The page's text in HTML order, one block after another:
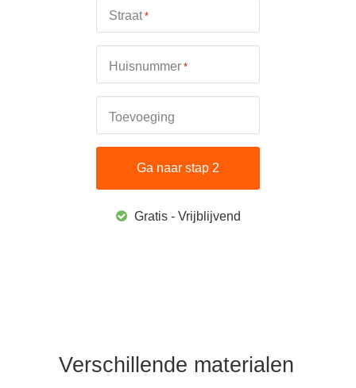
Straat *
Huisnummer *
Toevoeging
Gratis - Vrijblijvend
Verschillende materialen